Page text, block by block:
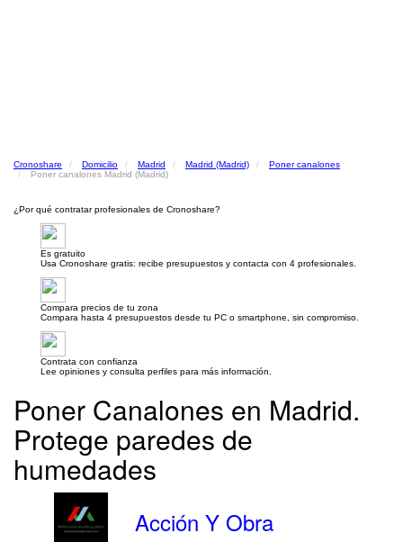
Cronoshare Domicilio Madrid Madrid (Madrid)
Poner canalones
Poner canalones Madrid (Madrid)
¿Por qué contratar profesionales de Cronoshare?
Es gratuito
Usa Cronoshare gratis: recibe presupuestos y contacta con 4 profesionales.
Compara precios de tu zona
Compara hasta 4 presupuestos desde tu PC o smartphone, sin compromiso.
Contrata con confianza
Lee opiniones y consulta perfiles para más información.
Poner Canalones en Madrid.
Protege paredes de
humedades
Acción Y Obra